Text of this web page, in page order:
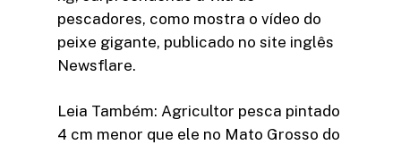
pescadores, como mostra o vídeo do
peixe gigante, publicado no site inglês
Newsflare.
Leia Também: Agricultor pesca pintado
4 cm menor que ele no Mato Grosso do